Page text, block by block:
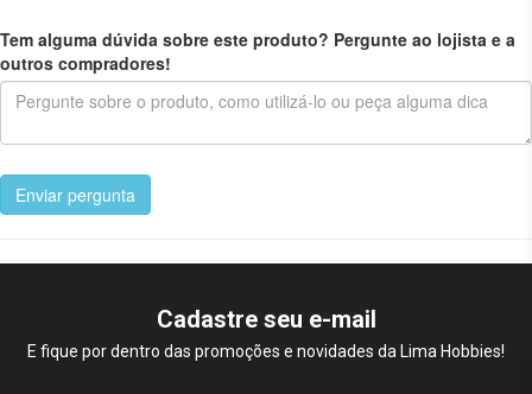
Tem alguma dúvida sobre este produto? Pergunte ao lojista e a
outros compradores!
Enviar pergunta
Cadastre seu e-mail
E fique por dentro das promoções e novidades da Lima Hobbies!